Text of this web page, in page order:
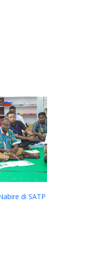
di SATP
Next